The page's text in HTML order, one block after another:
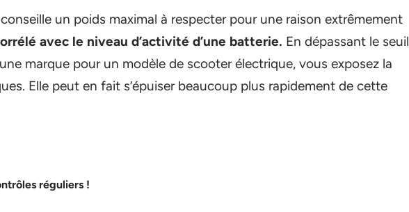
un poids maximal à respecter pour une raison extrêmement
avec le niveau d’activité d’une batterie. En dépassant le seuil
marque pour un modèle de scooter électrique, vous exposez la
Elle peut en fait s’épuiser beaucoup plus rapidement de cette
réguliers !